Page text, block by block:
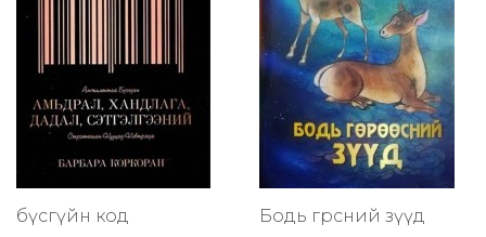
бүсгүйн код Бодь гөрөөсний зүүд